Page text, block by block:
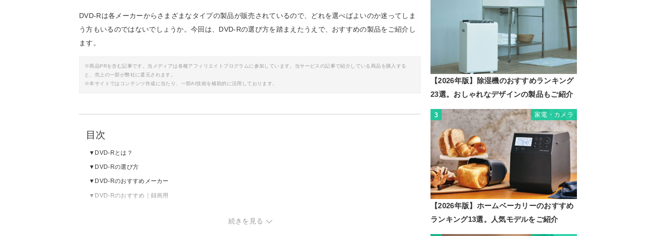
DVD-Rは各メーカーからさまざまなタイプの製品が販売されているので、どれを選べばよいのか迷ってしま
う方もいるのではないでしょうか。今回は、DVD-Rの選び方を踏まえたうえで、おすすめの製品をご紹介し
ます。
※商品PRを含む記事です。当メディアは各種アフィリエイトプログラムに参加しています。当サービスの記事で紹介している商品を購入する
と、売上の一部が弊社に還元されます。
※本サイトではコンテンツ作成に当たり、一部AI技術を補助的に活用しております。
目次
DVD-Rとは？
DVD-Rの選び方
DVD-Rのおすすめメーカー
DVD-Rのおすすめ｜録画用
続きを見る
【2026年版】除湿機のおすすめランキング
23選。おしゃれなデザインの製品もご紹介
3 家電・カメラ
【2026年版】ホームベーカリーのおすすめ
ランキング13選。人気モデルをご紹介